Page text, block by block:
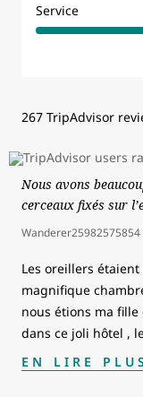
Service
267 TripAdvisor
Nous avons
cerceaux fixés sur
Wanderer25982575854
Les oreillers étaient
magnifique
nous étions ma
dans ce joli hôtel ,
EN LIRE PLUS